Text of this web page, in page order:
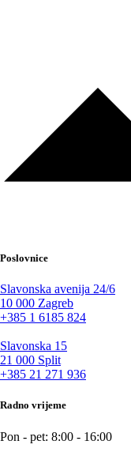
Poslovnice
Slavonska avenija 24/6
10 000 Zagreb
+385 1 6185 824
Slavonska 15
21 000 Split
+385 21 271 936
Radno vrijeme
Pon - pet: 8:00 - 16:00